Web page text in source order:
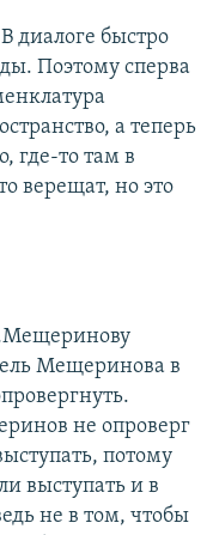
диалоге быстро
Поэтому сперва
а теперь
где-то там в
верещат, но это
Мещеринова в
не опроверг
потому
выступать и в
не в том, чтобы